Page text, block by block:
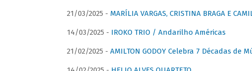
21/03/2025 - MARÍLIA VARGAS, CRISTINA BRAGA E
14/03/2025 - IROKO TRIO / Andarilho Américas
21/02/2025 - AMILTON GODOY Celebra 7 Décadas de